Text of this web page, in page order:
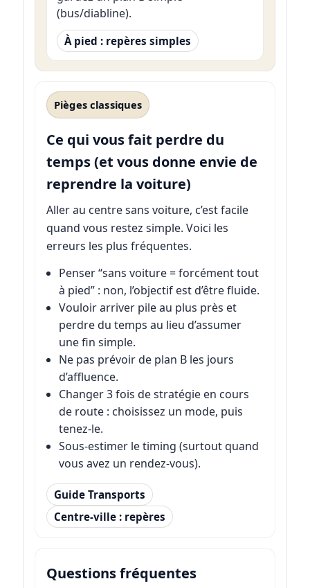
(bus/diabline).
À pied : repères simples
Pièges classiques
Ce qui vous fait perdre du
temps (et vous donne envie de
reprendre la voiture)
Aller au centre sans voiture, c’est facile
quand vous restez simple. Voici les
erreurs les plus fréquentes.
Penser “sans voiture = forcément tout
à pied” : non, l’objectif est d’être fluide.
Vouloir arriver pile au plus près et
perdre du temps au lieu d’assumer
une fin simple.
Ne pas prévoir de plan B les jours
d’affluence.
Changer 3 fois de stratégie en cours
de route : choisissez un mode, puis
tenez-le.
Sous-estimer le timing (surtout quand
vous avez un rendez-vous).
Guide Transports
Centre-ville : repères
Questions fréquentes